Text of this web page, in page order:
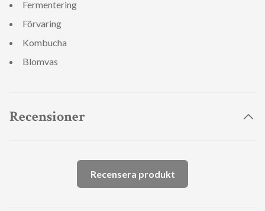
Fermentering
Förvaring
Kombucha
Blomvas
Recensioner
Recensera produkt